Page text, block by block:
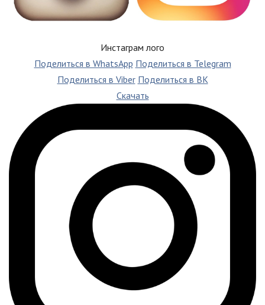
Инстаграм лого
Поделиться в WhatsApp Поделиться в Telegram
Поделиться в Viber Поделиться в ВК
Скачать